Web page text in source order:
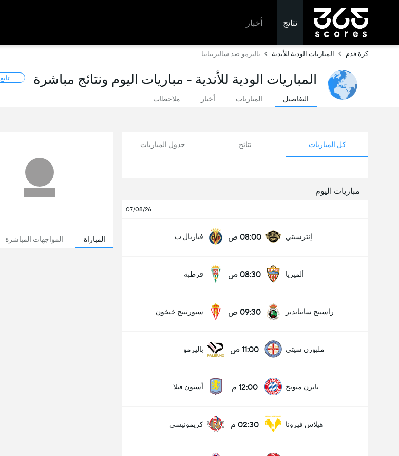
نتائج أخبار
كرة قدم المباريات الودية للأندية باليرمو ضد ساليرنتانيا
المباريات الودية للأندية - مباريات اليوم ونتائج مباشرة تابع
التفاصيل المباريات أخبار ملاحظات
كل المباريات نتائج جدول المباريات
مباريات اليوم
07/08/26
إنترسيتي 08:00 ص فياريال ب
ألميريا 08:30 ص قرطبة
راسينج سانتاندير 09:30 ص سبورتينج خيخون
ملبورن سيتي 11:00 ص باليرمو
بايرن ميونخ 12:00 م أستون فيلا
هيلاس فيرونا 02:30 م كريمونيسي
المباراة المواجهات المباشرة